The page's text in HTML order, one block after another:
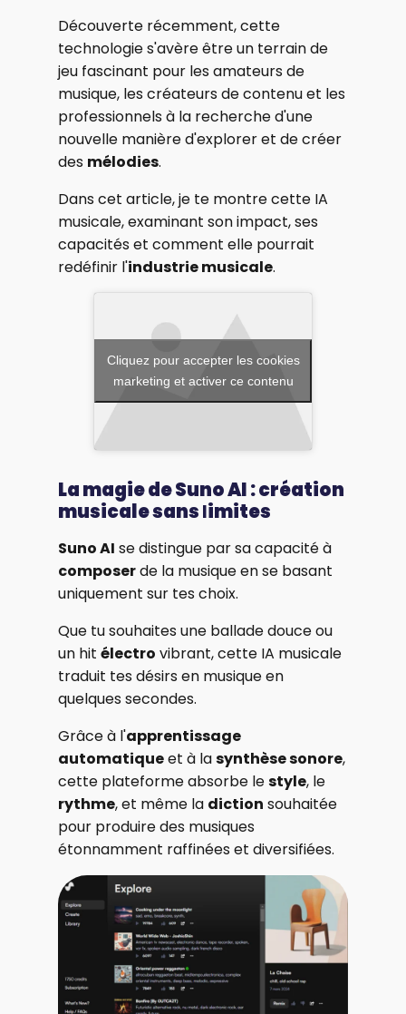
Découverte récemment, cette
technologie s'avère être un terrain de
jeu fascinant pour les amateurs de
musique, les créateurs de contenu et les
professionnels à la recherche d'une
nouvelle manière d'explorer et de créer
des mélodies.
Dans cet article, je te montre cette IA
musicale, examinant son impact, ses
capacités et comment elle pourrait
redéfinir l'industrie musicale.
Cliquez pour accepter les cookies
marketing et activer ce contenu
La magie de Suno AI : création
musicale sanslimites
Suno AI se distingue par sa capacité à
composerde la musique en se basant
uniquement sur tes choix.
Que tu souhaites une ballade douce ou
un hit électro vibrant, cette IA musicale
traduit tes désirs en musique en
quelques secondes.
Grâce à l'apprentissage
automatiqueet à lasynthèse sonore,
cette plateforme absorbe lestyle, le
rythme, et même la diction souhaitée
pour produire des musiques
étonnamment raffinées et diversifiées.